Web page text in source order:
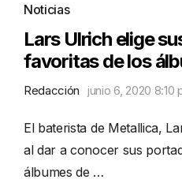
Noticias
Lars Ulrich elige
favoritas de los
Redacción junio 6, 2020 8:10
El baterista de Metallica,
al dar a conocer sus
álbumes de …